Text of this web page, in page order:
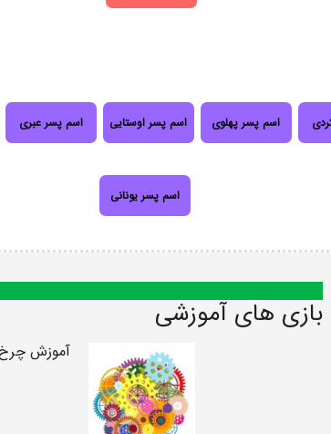
اسم پسر پهلوی اسم پسر اوستایی اسم پسر عبری
اسم پسر یونانی
بازی های آموزشی
آموزش